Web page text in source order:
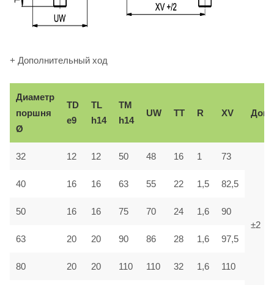
+ Дополнительный ход
Диаметр
поршня
Ø
TD
e9
TL
h14
TM
h14
UW TT R XV Доп.
32 12 12 50 48 16 1 73
±2
40 16 16 63 55 22 1,5 82,5
50 16 16 75 70 24 1,6 90
63 20 20 90 86 28 1,6 97,5
80 20 20 110 110 32 1,6 110